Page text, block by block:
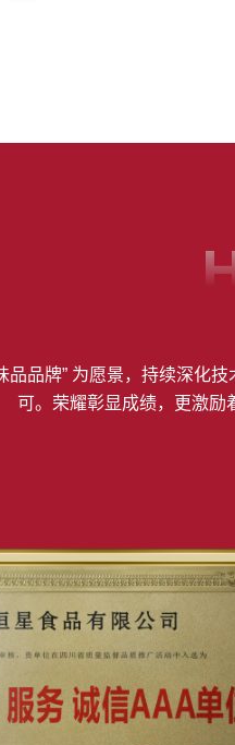
品品牌” 为愿景，持续深化
可。荣耀彰显成绩，更激励